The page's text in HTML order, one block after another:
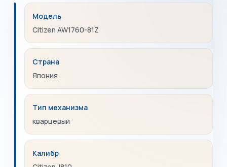
Модель
Citizen AW1760-81Z
Страна
Япония
Тип механизма
кварцевый
Калибр